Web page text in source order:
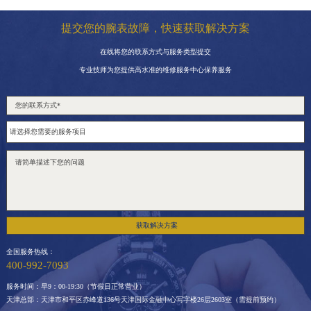
提交您的腕表故障，快速获取解决方案
在线将您的联系方式与服务类型提交
专业技师为您提供高水准的维修服务中心保养服务
获取解决方案
全国服务热线：
400-992-7093
服务时间：早9：00-19:30（节假日正常营业）
天津总部：天津市和平区赤峰道136号天津国际金融中心写字楼26层2603室（需提前预约）